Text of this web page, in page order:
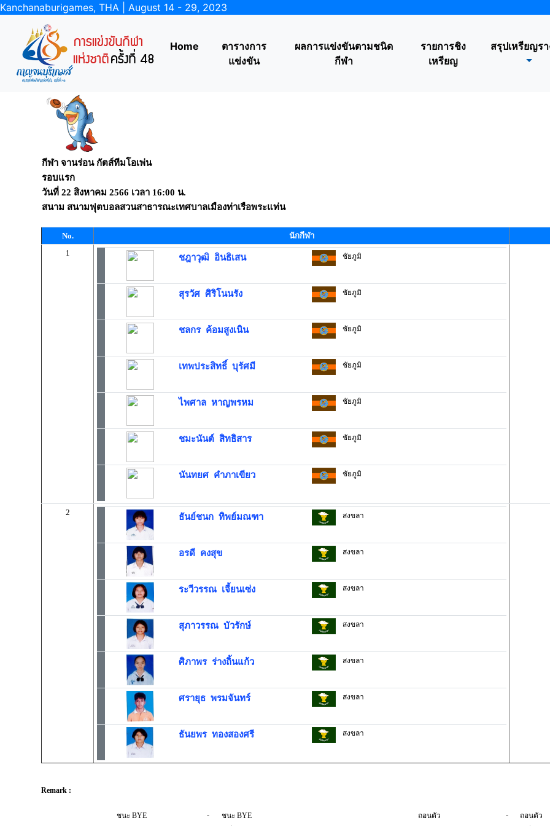
Kanchanaburigames, THA | August 14 - 29, 2023
Home
ตารางการ
แข่งขัน
ผลการแข่งขันตามชนิด
กีฬา
รายการชิง
เหรียญ
สรุปเหรียญร
กีฬา จานร่อน กัตส์ทีมโอเพ่น
รอบแรก
วันที่ 22 สิงหาคม 2566 เวลา 16:00 น.
สนาม สนามฟุตบอลสวนสาธารณะเทศบาลเมืองท่าเรือพระแท่น
No.
นักกีฬา
1
ชฎาวุฒิ อินธิเสน ชัยภูมิ
สุรวัศ ศิริโนนรัง ชัยภูมิ
ชลกร ค้อมสูงเนิน ชัยภูมิ
เทพประสิทธิ์ บุรัศมี ชัยภูมิ
ไพศาล หาญพรหม ชัยภูมิ
ชมะนันต์ สิทธิสาร ชัยภูมิ
นันทยศ คำภาเขียว ชัยภูมิ
2 ธันย์ชนก ทิพย์มณฑา สงขลา
อรดี คงสุข สงขลา
ระวีวรรณ เจี้ยนเซ่ง สงขลา
สุภาวรรณ บัวรักษ์ สงขลา
ศิภาพร ร่างถิ้นแก้ว สงขลา
ศรายุธ พรมจันทร์ สงขลา
ธันยพร ทองสองศรี สงขลา
Remark :
ชนะ BYE - ชนะ BYE ถอนตัว -
ถอนตัว